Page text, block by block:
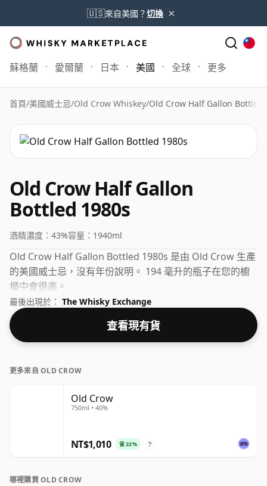
🇺🇸來自美國？切換 ×
蘇格蘭 愛爾蘭 日本 美國 全球 更多
首頁/美國威士忌/Old Crow Whiskey/Old Crow Half Gallon Bottled
Old Crow Half Gallon
Bottled 1980s
酒精濃度： 43%容量： 1940ml
Old Crow Half Gallon Bottled 1980s 是由 Old Crow 生產
的美國威士忌，沒有年份說明。 194 毫升的瓶子在您的櫥
櫃中會很高。
最後出現於： The Whisky Exchange
查看現有貨
更多來自 OLD CROW
Old Crow
750ml • 40%
NT$1,010 省 22% ?
哪裡購買 OLD CROW